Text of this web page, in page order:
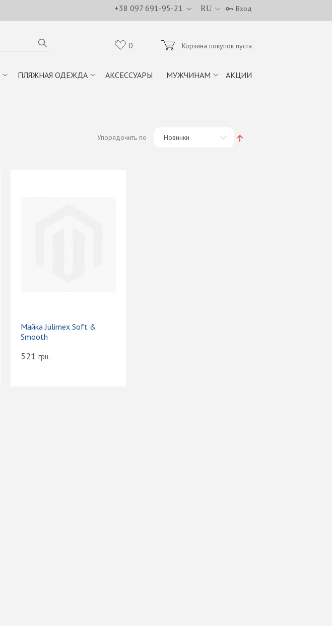
RU
+38 097 691-95-21 Вход
0 Корзина покупок пуста
ПЛЯЖНАЯ ОДЕЖДА АКСЕССУАРЫ МУЖЧИНАМ АКЦИИ
Упорядочить по Новинки
Майка Julimex Soft &
Smooth
521 грн.